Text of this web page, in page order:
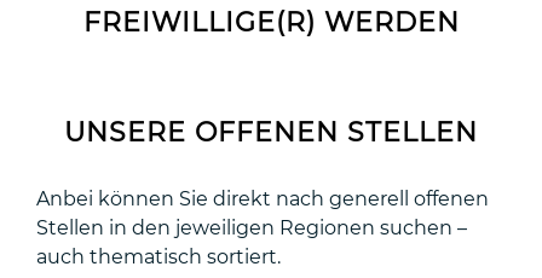
FREIWILLIGE(R) WERDEN
UNSERE OFFENEN STELLEN
Anbei können Sie direkt nach generell offenen
Stellen in den jeweiligen Regionen suchen –
auch thematisch sortiert.